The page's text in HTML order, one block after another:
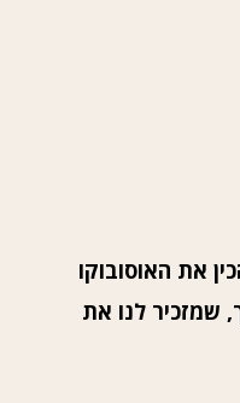
האוסובוקו
לנו את